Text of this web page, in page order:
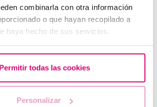
combinarla con otra información
o que hayan recopilado a
haya hecho de sus servicios.
Permitir todas las cookies
Personalizar
relación con la regla y el